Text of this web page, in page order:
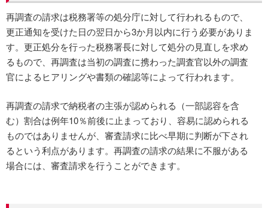
再調査の請求は税務署等の処分庁に対して行われるもので、
更正通知を受けた日の翌日から3か月以内に行う必要がありま
す。更正処分を行った税務署長に対して処分の見直しを求め
るもので、再調査は当初の調査に携わった調査官以外の調査
官によるヒアリングや書類の確認等によって行われます。
再調査の請求で納税者の主張が認められる（一部認容を含
む）割合は例年10％前後に止まっており、容易に認められる
ものではありませんが、審査請求に比べ早期に判断が下され
るという利点があります。再調査の請求の結果に不服がある
場合には、審査請求を行うことができます。